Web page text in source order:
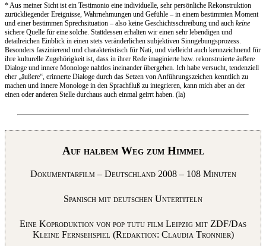
* Aus meiner Sicht ist ein Testimonio eine individuelle, sehr persönliche Rekonstruktion
zurückliegender Ereignisse, Wahrnehmungen und Gefühle – in einem bestimmten Moment
und einer bestimmen Sprechsituation – also keine Geschichtsschreibung und auch keine
sichere Quelle für eine solche. Stattdessen erhalten wir einen sehr lebendigen und
detailreichen Einblick in einen stets veränderlichen subjektiven Sinngebungsprozess.
Besonders faszinierend und charakteristisch für Nati, und vielleicht auch kennzeichnend für
ihre kulturelle Zugehörigkeit ist, dass in ihrer Rede imaginierte bzw. rekonstruierte äußere
Dialoge und innere Monologe nahtlos ineinander übergehen. Ich habe versucht, tendenziell
eher „äußere“, erinnerte Dialoge durch das Setzen von Anführungszeichen kenntlich zu
machen und innere Monologe in den Sprachfluß zu integrieren, kann mich aber an der
einen oder anderen Stelle durchaus auch einmal geirrt haben. (la)
Auf halbem Weg zum Himmel
Dokumentarfilm – Deutschland 2008 – 108 Minuten
Spanisch mit deutschen Untertiteln
Eine Koproduktion von pop tutu film Leipzig mit ZDF/Das
Kleine Fernsehspiel (Redaktion: Claudia Tronnier)